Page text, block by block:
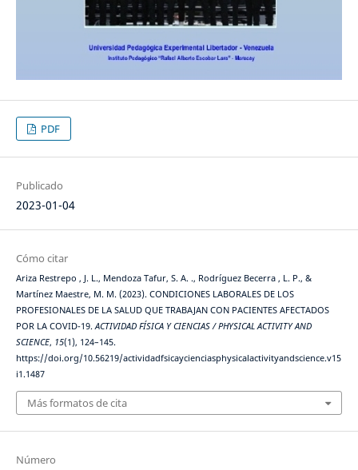
PDF
Publicado
2023-01-04
Cómo citar
Ariza Restrepo , J. L., Mendoza Tafur, S. A. ., Rodríguez Becerra , L. P., &
Martínez Maestre, M. M. (2023). CONDICIONES LABORALES DE LOS
PROFESIONALES DE LA SALUD QUE TRABAJAN CON PACIENTES AFECTADOS
POR LA COVID-19.ACTIVIDAD FÍSICA Y CIENCIAS / PHYSICAL ACTIVITY AND
SCIENCE, 15(1), 124–145.
https://doi.org/10.56219/actividadfsicaycienciasphysicalactivityandscience.v15
i1.1487
Más formatos de cita
Número